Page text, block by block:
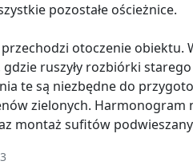
pozostałe ościeżnice.
otoczenie obiektu.
ruszyły rozbiórki
te są niezbędne do
zielonych. Harmonogram
montaż sufitów